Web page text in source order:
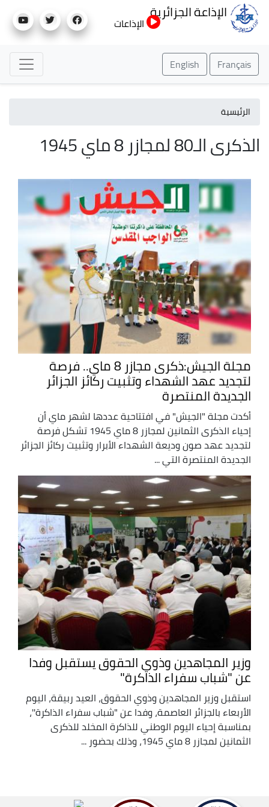
إلى
الإذاعة الجزائرية
الإذاعات
Français
English
الرئيسية
الذكرى الـ80 لمجازر 8 ماي 1945
مجلة الجيش:ذكرى مجازر 8 ماي.. فرصة
لتجديد عهد الشهداء وتثبيت ركائز الجزائر
الجديدة المنتصرة
أكدت مجلة "الجيش" في افتتاحية عددها لشهر ماي أن
إحياء الذكرى الثمانين لمجازر 8 ماي 1945 تشكل فرصة
لتجديد عهد صون وديعة الشهداء الأبرار وتثبيت ركائز الجزائر
الجديدة المنتصرة التي ...
وزير المجاهدين وذوي الحقوق يستقبل وفدا
عن "شباب سفراء الذاكرة"
استقبل وزير المجاهدين وذوي الحقوق، العيد ربيقة، اليوم
الأربعاء بالجزائر العاصمة، وفدا عن "شباب سفراء الذاكرة''،
بمناسبة إحياء اليوم الوطني للذاكرة المخلد للذكرى
الثمانين لمجازر 8 ماي 1945، وذلك بحضور ...